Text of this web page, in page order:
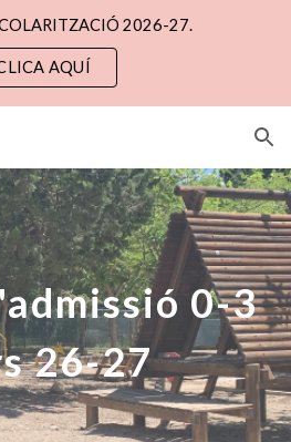
2026-27.
AQUÍ
0-3
26-27